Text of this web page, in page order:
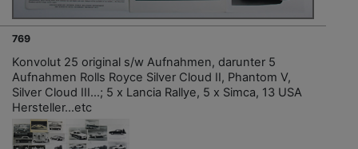
769
Konvolut 25 original s/w Aufnahmen, darunter 5
Aufnahmen Rolls Royce Silver Cloud II, Phantom V,
Silver Cloud III...; 5 x Lancia Rallye, 5 x Simca, 13 USA
Hersteller...etc